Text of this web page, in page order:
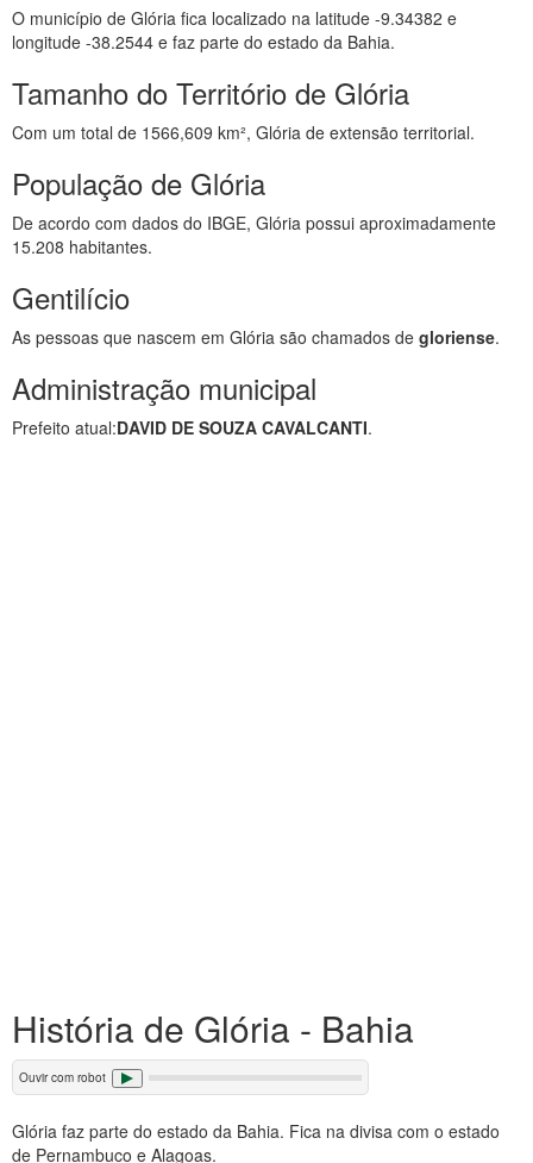
O município de Glória fica localizado na latitude -9.34382 e
longitude -38.2544 e faz parte do estado da Bahia.
Tamanho do Território de Glória
Com um total de 1566,609 km², Glória de extensão territorial.
População de Glória
De acordo com dados do IBGE, Glória possui aproximadamente
15.208 habitantes.
Gentilício
As pessoas que nascem em Glória são chamados de gloriense.
Administração municipal
Prefeito atual:DAVID DE SOUZA CAVALCANTI.
História de Glória - Bahia
Ouvir com robot
Glória faz parte do estado da Bahia. Fica na divisa com o estado
de Pernambuco e Alagoas.